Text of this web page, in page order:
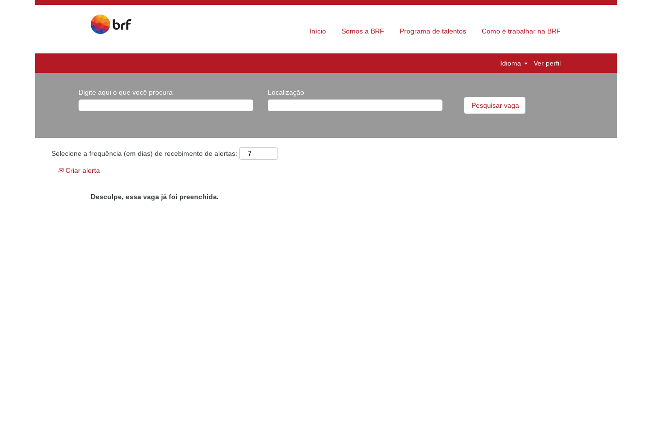
Início Somos a BRF Programa de talentos Como é trabalhar na BRF
Idioma Ver perfil
Digite aqui o que você procura Localização
Selecione a frequência (em dias) de recebimento de alertas:
Criar alerta
Desculpe, essa vaga já foi preenchida.